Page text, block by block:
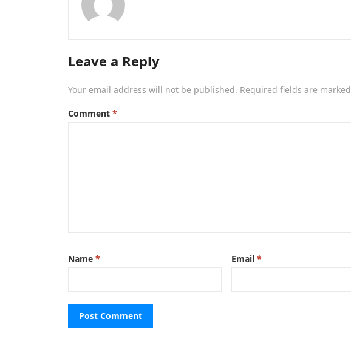
Leave a Reply
Your email address will not be published. Required fields are marked
Comment *
Name * Email *